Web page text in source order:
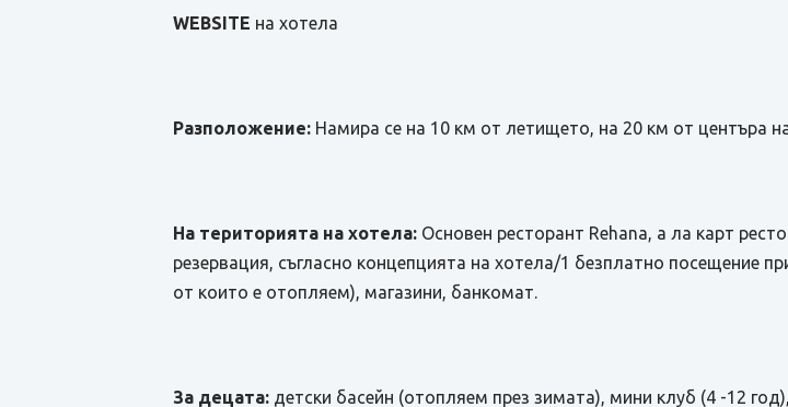
WEBSITE на хотела
Разположение: Намира се на 10 км от летището, на 20 км от центъра
На територията на хотела: Основен ресторант Rehana, а ла карт
резервация, съгласно концепцията на хотела/1 безплатно посещение
от които е отопляем), магазини, банкомат.
За децата: детски басейн (отопляем през зимата), мини клуб (4 -12